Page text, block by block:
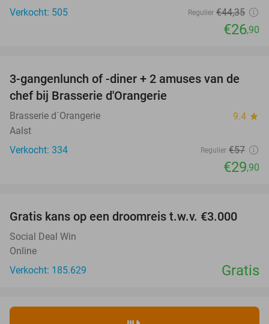
Verkocht: 505
Regulier €44,35
€26,90
48%
3-gangenlunch of -diner + 2 amuses van de
chef bij Brasserie d'Orangerie
Brasserie d´Orangerie 9.4 star
Aalst
Verkocht: 334
Regulier €57
€29,90
Gratis kans op een droomreis t.w.v. €3.000
Social Deal Win
Online
Verkocht: 185.629
Gratis